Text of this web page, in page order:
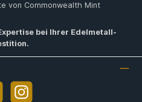
von Commonwealth Mint
bei Ihrer Edelmetall-
Instagram